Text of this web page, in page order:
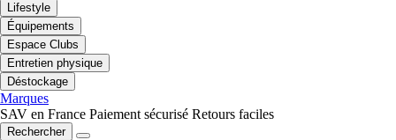
Lifestyle
Équipements
Espace Clubs
Entretien physique
Déstockage
Marques
SAV en France Paiement sécurisé Retours faciles
Rechercher